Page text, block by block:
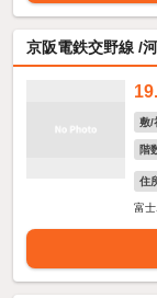
京阪電鉄交野線 /
敷/
階
住
富